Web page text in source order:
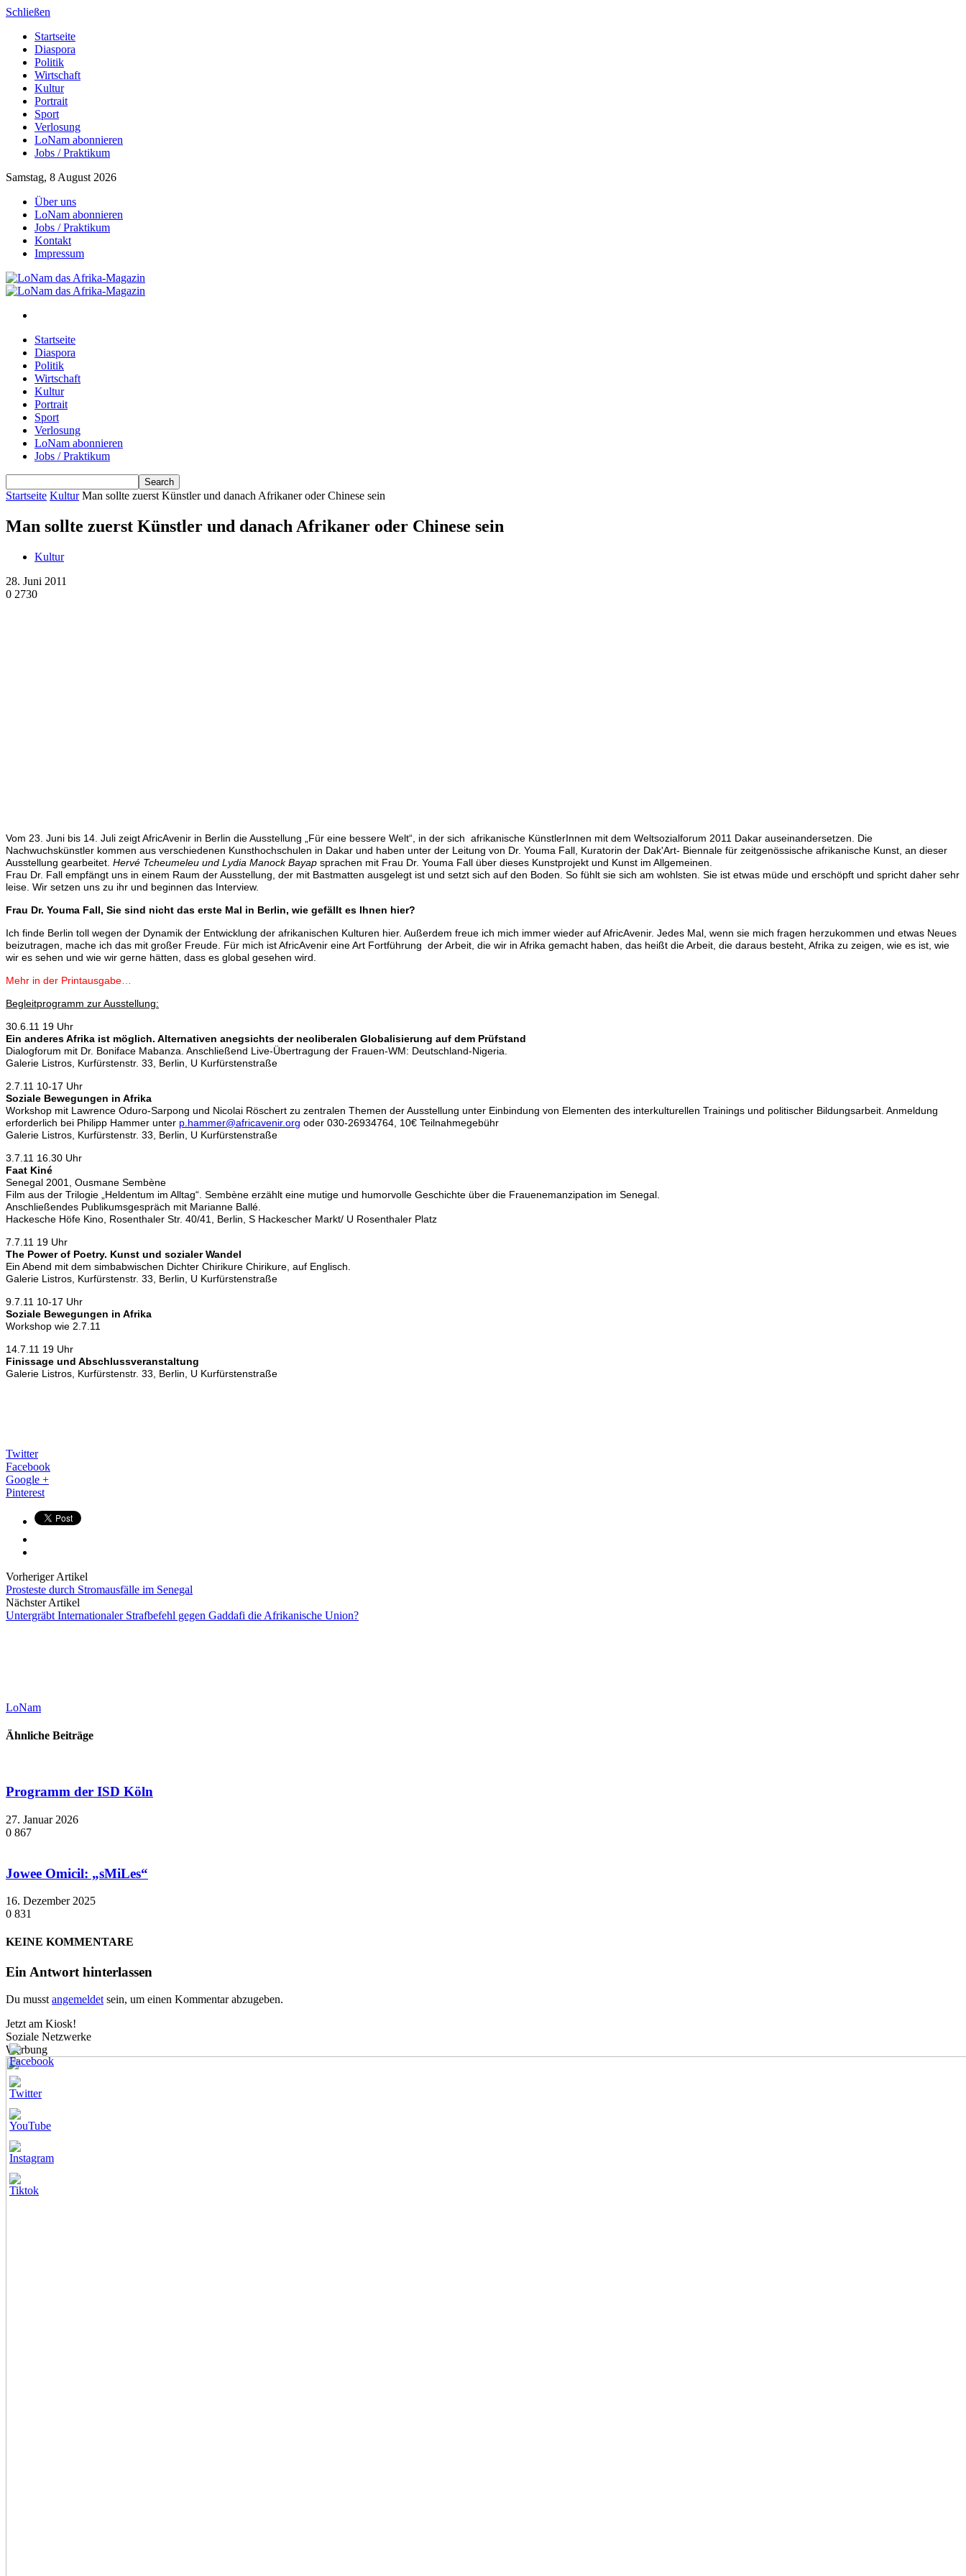
Schließen
Startseite
Diaspora
Politik
Wirtschaft
Kultur
Portrait
Sport
Verlosung
LoNam abonnieren
Jobs / Praktikum
Samstag, 8 August 2026
Über uns
LoNam abonnieren
Jobs / Praktikum
Kontakt
Impressum
Startseite
Diaspora
Politik
Wirtschaft
Kultur
Portrait
Sport
Verlosung
LoNam abonnieren
Jobs / Praktikum
Startseite Kultur Man sollte zuerst Künstler und danach Afrikaner oder Chinese sein
Man sollte zuerst Künstler und danach Afrikaner oder Chinese sein
Kultur
28. Juni 2011
0 2730
Vom 23. Juni bis 14. Juli zeigt AfricAvenir in Berlin die Ausstellung „Für eine bessere Welt“, in der sich afrikanische KünstlerInnen mit dem Weltsozialforum 2011 Dakar auseinandersetzen. Die
Nachwuchskünstler kommen aus verschiedenen Kunsthochschulen in Dakar und haben unter der Leitung von Dr. Youma Fall, Kuratorin der Dak'Art- Biennale für zeitgenössische afrikanische Kunst, an dieser
Ausstellung gearbeitet. Hervé Tcheumeleu und Lydia Manock Bayap sprachen mit Frau Dr. Youma Fall über dieses Kunstprojekt und Kunst im Allgemeinen.
Frau Dr. Fall empfängt uns in einem Raum der Ausstellung, der mit Bastmatten ausgelegt ist und setzt sich auf den Boden. So fühlt sie sich am wohlsten. Sie ist etwas müde und erschöpft und spricht daher sehr
leise. Wir setzen uns zu ihr und beginnen das Interview.
Frau Dr. Youma Fall, Sie sind nicht das erste Mal in Berlin, wie gefällt es Ihnen hier?
Ich finde Berlin toll wegen der Dynamik der Entwicklung der afrikanischen Kulturen hier. Außerdem freue ich mich immer wieder auf AfricAvenir. Jedes Mal, wenn sie mich fragen herzukommen und etwas Neues
beizutragen, mache ich das mit großer Freude. Für mich ist AfricAvenir eine Art Fortführung der Arbeit, die wir in Afrika gemacht haben, das heißt die Arbeit, die daraus besteht, Afrika zu zeigen, wie es ist, wie
wir es sehen und wie wir gerne hätten, dass es global gesehen wird.
Mehr in der Printausgabe…
Begleitprogramm zur Ausstellung:
30.6.11 19 Uhr
Ein anderes Afrika ist möglich. Alternativen anegsichts der neoliberalen Globalisierung auf dem Prüfstand
Dialogforum mit Dr. Boniface Mabanza. Anschließend Live-Übertragung der Frauen-WM: Deutschland-Nigeria.
Galerie Listros, Kurfürstenstr. 33, Berlin, U Kurfürstenstraße
2.7.11 10-17 Uhr
Soziale Bewegungen in Afrika
Workshop mit Lawrence Oduro-Sarpong und Nicolai Röschert zu zentralen Themen der Ausstellung unter Einbindung von Elementen des interkulturellen Trainings und politischer Bildungsarbeit. Anmeldung
erforderlich bei Philipp Hammer unter p.hammer@africavenir.org oder 030-26934764, 10€ Teilnahmegebühr
Galerie Listros, Kurfürstenstr. 33, Berlin, U Kurfürstenstraße
3.7.11 16.30 Uhr
Faat Kiné
Senegal 2001, Ousmane Sembène
Film aus der Trilogie „Heldentum im Alltag“. Sembène erzählt eine mutige und humorvolle Geschichte über die Frauenemanzipation im Senegal.
Anschließendes Publikumsgespräch mit Marianne Ballé.
Hackesche Höfe Kino, Rosenthaler Str. 40/41, Berlin, S Hackescher Markt/ U Rosenthaler Platz
7.7.11 19 Uhr
The Power of Poetry. Kunst und sozialer Wandel
Ein Abend mit dem simbabwischen Dichter Chirikure Chirikure, auf Englisch.
Galerie Listros, Kurfürstenstr. 33, Berlin, U Kurfürstenstraße
9.7.11 10-17 Uhr
Soziale Bewegungen in Afrika
Workshop wie 2.7.11
14.7.11 19 Uhr
Finissage und Abschlussveranstaltung
Galerie Listros, Kurfürstenstr. 33, Berlin, U Kurfürstenstraße
Twitter
Facebook
Google +
Pinterest
Vorheriger Artikel
Prosteste durch Stromausfälle im Senegal
Nächster Artikel
Untergräbt Internationaler Strafbefehl gegen Gaddafi die Afrikanische Union?
LoNam
Ähnliche Beiträge
Programm der ISD Köln
27. Januar 2026
0 867
Jowee Omicil: „sMiLes“
16. Dezember 2025
0 831
KEINE KOMMENTARE
Ein Antwort hinterlassen
Du musstangemeldetsein, um einen Kommentar abzugeben.
Jetzt am Kiosk!
Soziale Netzwerke
Werbung